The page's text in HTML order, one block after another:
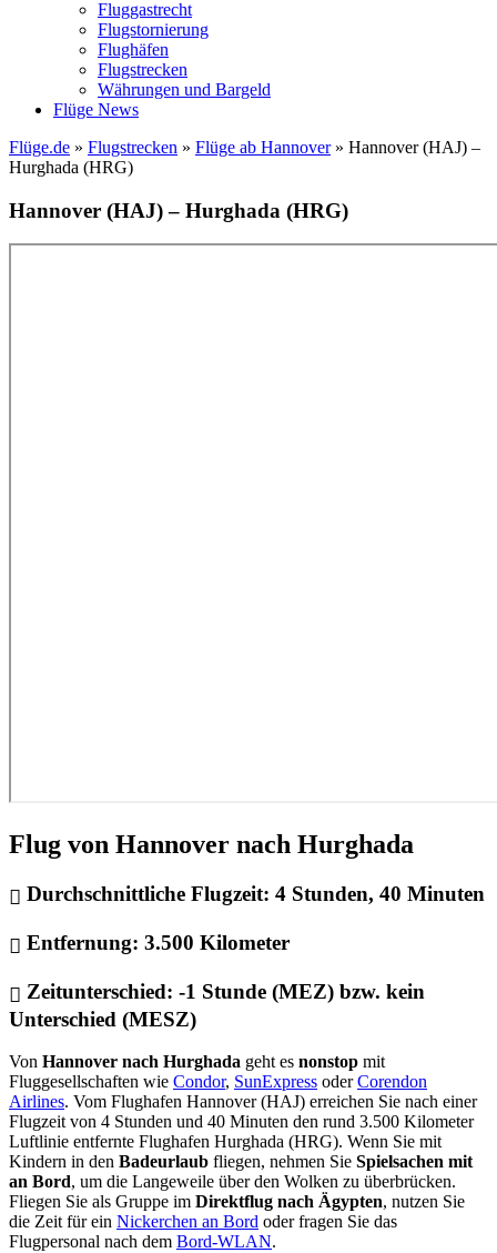
Fluggastrecht
Flugstornierung
Flughäfen
Flugstrecken
Währungen und Bargeld
Flüge News
Flüge.de » Flugstrecken » Flüge ab Hannover» Hannover (HAJ) –
Hurghada (HRG)
Hannover (HAJ) – Hurghada (HRG)
Flug von Hannover nach Hurghada
Durchschnittliche Flugzeit: 4 Stunden, 40 Minuten
Entfernung: 3.500 Kilometer
Zeitunterschied: -1 Stunde (MEZ) bzw. kein
Unterschied (MESZ)
Von Hannover nach Hurghada geht es nonstop mit
Fluggesellschaften wie Condor, SunExpress oderCorendon
Airlines. Vom Flughafen Hannover (HAJ) erreichen Sie nach einer
Flugzeit von 4 Stunden und 40 Minuten den rund 3.500 Kilometer
Luftlinie entfernte Flughafen Hurghada (HRG). Wenn Sie mit
Kindern in den Badeurlaub fliegen, nehmen Sie Spielsachen mit
an Bord, um die Langeweile über den Wolken zu überbrücken.
Fliegen Sie als Gruppe im Direktflug nach Ägypten, nutzen Sie
die Zeit für ein Nickerchen an Bord oder fragen Sie das
Flugpersonal nach dem Bord-WLAN.